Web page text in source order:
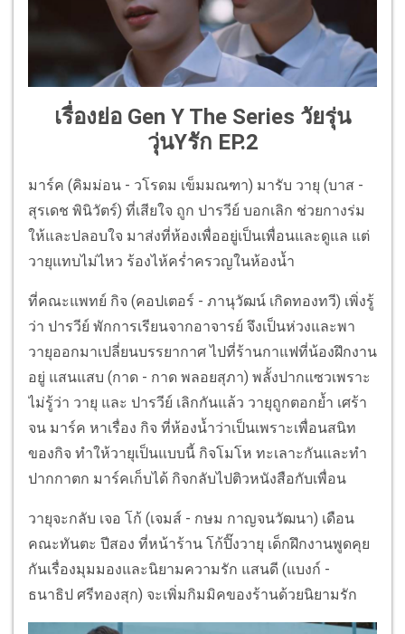
เรื่องย่อ Gen Y The Series วัยรุ่น
วุ่นYรัก EP.2
มาร์ค (คิมม่อน - วโรดม เข็มมณฑา) มารับ วายุ (บาส -
สุรเดช พินิวัตร์) ที่เสียใจ ถูก ปารวีย์ บอกเลิก ช่วยกางร่ม
ให้และปลอบใจ มาส่งที่ห้องเพื่ออยู่เป็นเพื่อนและดูแล แต่
วายุแทบไม่ไหว ร้องไห้คร่ำครวญในห้องน้ำ
ที่คณะแพทย์ กิจ (คอปเตอร์ - ภานุวัฒน์ เกิดทองทวี) เพิ่งรู้
ว่า ปารวีย์ พักการเรียนจากอาจารย์ จึงเป็นห่วงและพา
วายุออกมาเปลี่ยนบรรยากาศ ไปที่ร้านกาแฟที่น้องฝึกงาน
อยู่ แสนแสบ (กาด - กาด พลอยสุภา) พลั้งปากแซวเพราะ
ไม่รู้ว่า วายุ และ ปารวีย์ เลิกกันแล้ว วายุถูกตอกย้ำ เศร้า
จน มาร์ค หาเรื่อง กิจ ที่ห้องน้ำว่าเป็นเพราะเพื่อนสนิท
ของกิจ ทำให้วายุเป็นแบบนี้ กิจโมโห ทะเลาะกันและทำ
ปากกาตก มาร์คเก็บได้ กิจกลับไปติวหนังสือกับเพื่อน
วายุจะกลับ เจอ โก้ (เจมส์ - กษม กาญจนวัฒนา) เดือน
คณะทันตะ ปีสอง ที่หน้าร้าน โก้ปิ๊งวายุ เด็กฝึกงานพูดคุย
กันเรื่องมุมมองและนิยามความรัก แสนดี (แบงก์ -
ธนาธิป ศรีทองสุก) จะเพิ่มกิมมิคของร้านด้วยนิยามรัก